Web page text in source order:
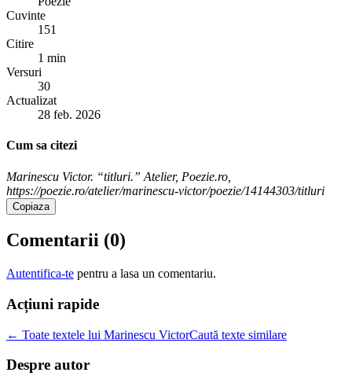
Cuvinte
151
Citire
1 min
Versuri
30
Actualizat
28 feb. 2026
Cum sa citezi
Marinescu Victor. “titluri.” Atelier, Poezie.ro,
https://poezie.ro/atelier/marinescu-victor/poezie/14144303/titluri
Copiaza
Comentarii (0)
Autentifica-te pentru a lasa un comentariu.
Acțiuni rapide
← Toate textele lui Marinescu VictorCaută texte similare
Despre autor